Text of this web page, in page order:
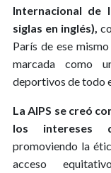
Internacional de
siglas en inglés),
París de ese
marcada como
deportivos de todo
La AIPS se creó
los intereses
promoviendo la
acceso